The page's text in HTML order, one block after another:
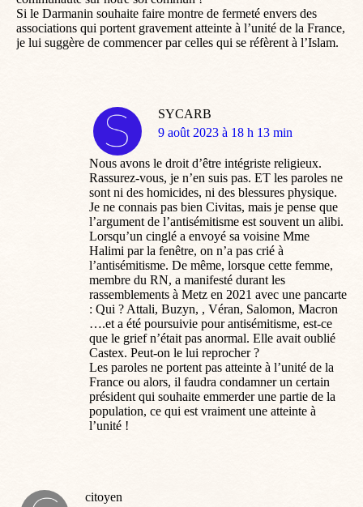
Si le Darmanin souhaite faire montre de fermeté envers des
associations qui portent gravement atteinte à l’unité de la France,
je lui suggère de commencer par celles qui se réfèrent à l’Islam.
SYCARB
dit
9 août 2023 à 18 h 13 min
Nous avons le droit d’être intégriste religieux.
Rassurez-vous, je n’en suis pas. ET les paroles ne
sont ni des homicides, ni des blessures physique.
Je ne connais pas bien Civitas, mais je pense que
l’argument de l’antisémitisme est souvent un alibi.
Lorsqu’un cinglé a envoyé sa voisine Mme
Halimi par la fenêtre, on n’a pas crié à
l’antisémitisme. De même, lorsque cette femme,
membre du RN, a manifesté durant les
rassemblements à Metz en 2021 avec une pancarte
: Qui ? Attali, Buzyn, , Véran, Salomon, Macron
….et a été poursuivie pour antisémitisme, est-ce
que le grief n’était pas anormal. Elle avait oublié
Castex. Peut-on le lui reprocher ?
Les paroles ne portent pas atteinte à l’unité de la
France ou alors, il faudra condamner un certain
président qui souhaite emmerder une partie de la
population, ce qui est vraiment une atteinte à
l’unité !
citoyen